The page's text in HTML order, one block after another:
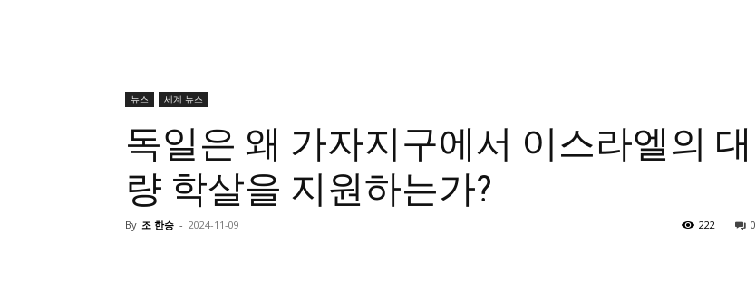
뉴스 세계 뉴스
독일은 왜 가자지구에서 이스라엘의 대
량 학살을 지원하는가?
By 조 한승 - 2024-11-09 0
222